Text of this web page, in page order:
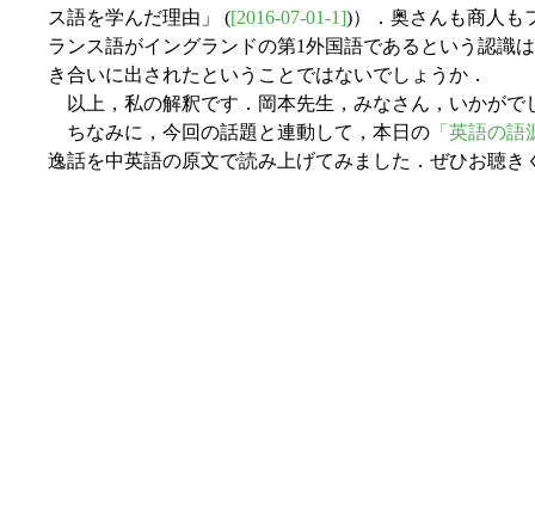
ス語を学んだ理由」 ([2016-07-01-1])）．奥さんも商人も
ランス語がイングランドの第1外国語であるという認識
き合いに出されたということではないでしょうか．
以上，私の解釈です．岡本先生，みなさん，いかがで
ちなみに，今回の話題と連動して，本日の 「英語の
逸話を中英語の原文で読み上げてみました．ぜひお聴き